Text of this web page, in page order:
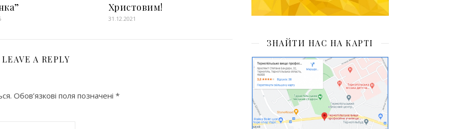
Христовим!
31.12.2021
LEAVE A REPLY
Обов’язкові поля позначені *
ЗНАЙТИ НАС НА КАРТІ